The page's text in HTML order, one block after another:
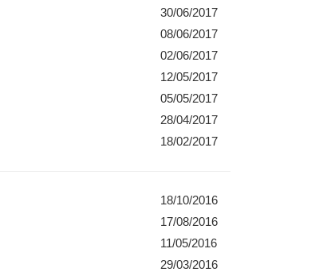
30/06/2017
08/06/2017
02/06/2017
12/05/2017
05/05/2017
28/04/2017
18/02/2017
18/10/2016
17/08/2016
11/05/2016
29/03/2016